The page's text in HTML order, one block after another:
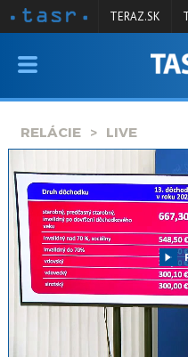
VYSIELANIE
SPRAVODAJSTVO
KONTAKT
ARCHÍV
TERAZ.SK
RELÁCIE LIVE